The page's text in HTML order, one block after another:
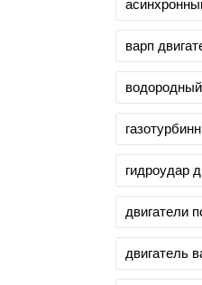
варп
гидроудар
двигатели
двигатель